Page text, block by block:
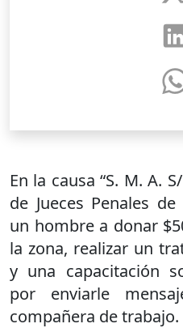
En la causa “S. M. A.
de Jueces Penales
un hombre a donar
la zona, realizar un
y una capacitación
por enviarle
compañera de trabajo.